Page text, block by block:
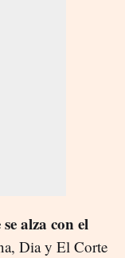
alza con el
Dia y El Corte